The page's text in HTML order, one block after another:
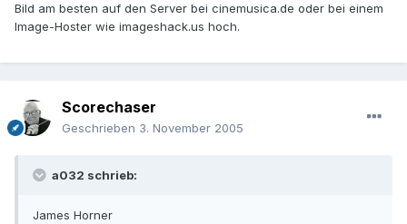
Bild am besten auf den Server bei cinemusica.de oder bei einem
Image-Hoster wie imageshack.us hoch.
Scorechaser
Geschrieben 3. November 2005
a032 schrieb:
James Horner